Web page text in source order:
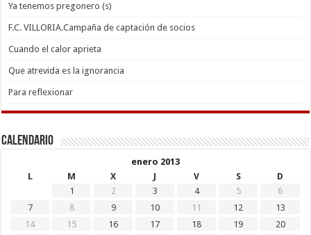
Ya tenemos pregonero (s)
F.C. VILLORIA.Campaña de captación de socios
Cuando el calor aprieta
Que atrevida es la ignorancia
Para reflexionar
Calendario
enero 2013
L
M X J V S
D
1
2 3 4 5
6
7
8 9 10 11 12
13
14
15 16 17 18 19
20